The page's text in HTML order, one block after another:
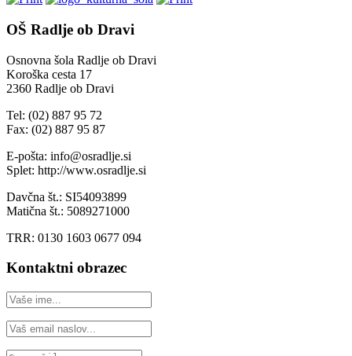
OŠ Radlje ob Dravi
Osnovna šola Radlje ob Dravi
Koroška cesta 17
2360 Radlje ob Dravi
Tel: (02) 887 95 72
Fax: (02) 887 95 87
E-pošta: info@osradlje.si
Splet: http://www.osradlje.si
Davčna št.: SI54093899
Matična št.: 5089271000
TRR: 0130 1603 0677 094
Kontaktni obrazec